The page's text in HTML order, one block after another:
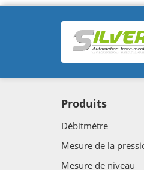
Produits
Débitmètre
Mesure de la
Mesure de niveau